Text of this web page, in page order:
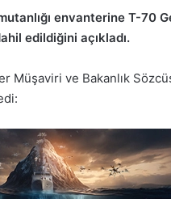
envanterine T-70
edildiğini açıkladı.
Müşaviri ve Bakanlık